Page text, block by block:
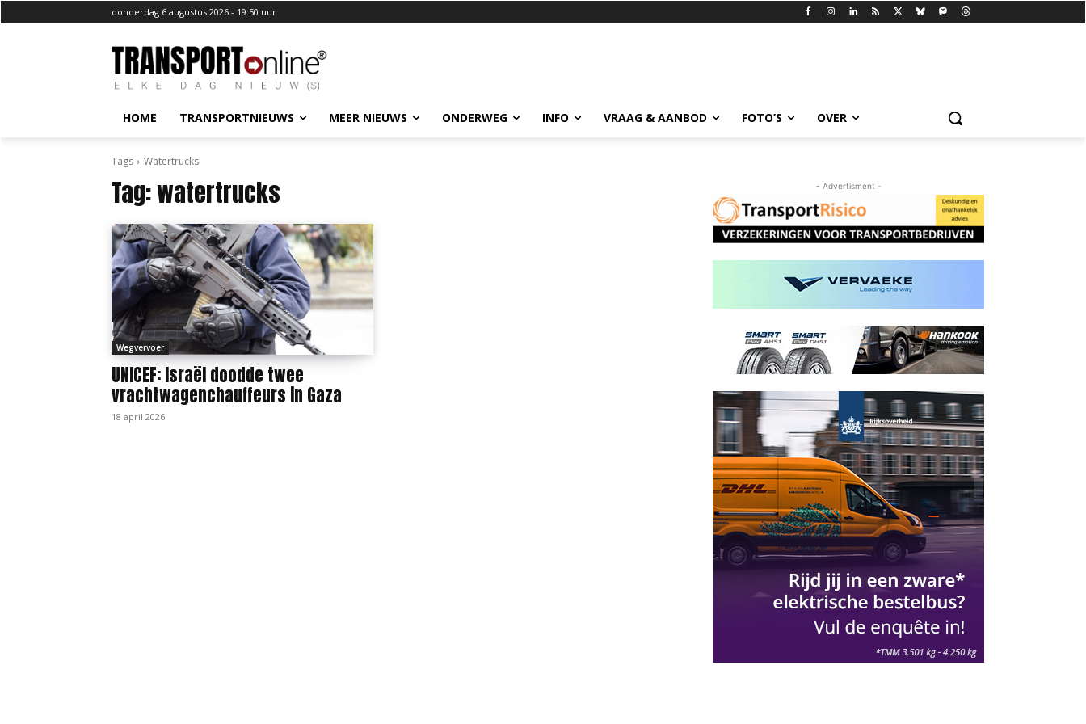
donderdag 6 augustus 2026 - 19:50 uur
HOME TRANSPORTNIEUWS MEER NIEUWS ONDERWEG INFO VRAAG & AANBOD FOTO’S OVER
Tags Watertrucks
Tag:watertrucks
Wegvervoer
UNICEF: Israël doodde twee
vrachtwagenchauffeurs in Gaza
18 april 2026
- Advertisment -